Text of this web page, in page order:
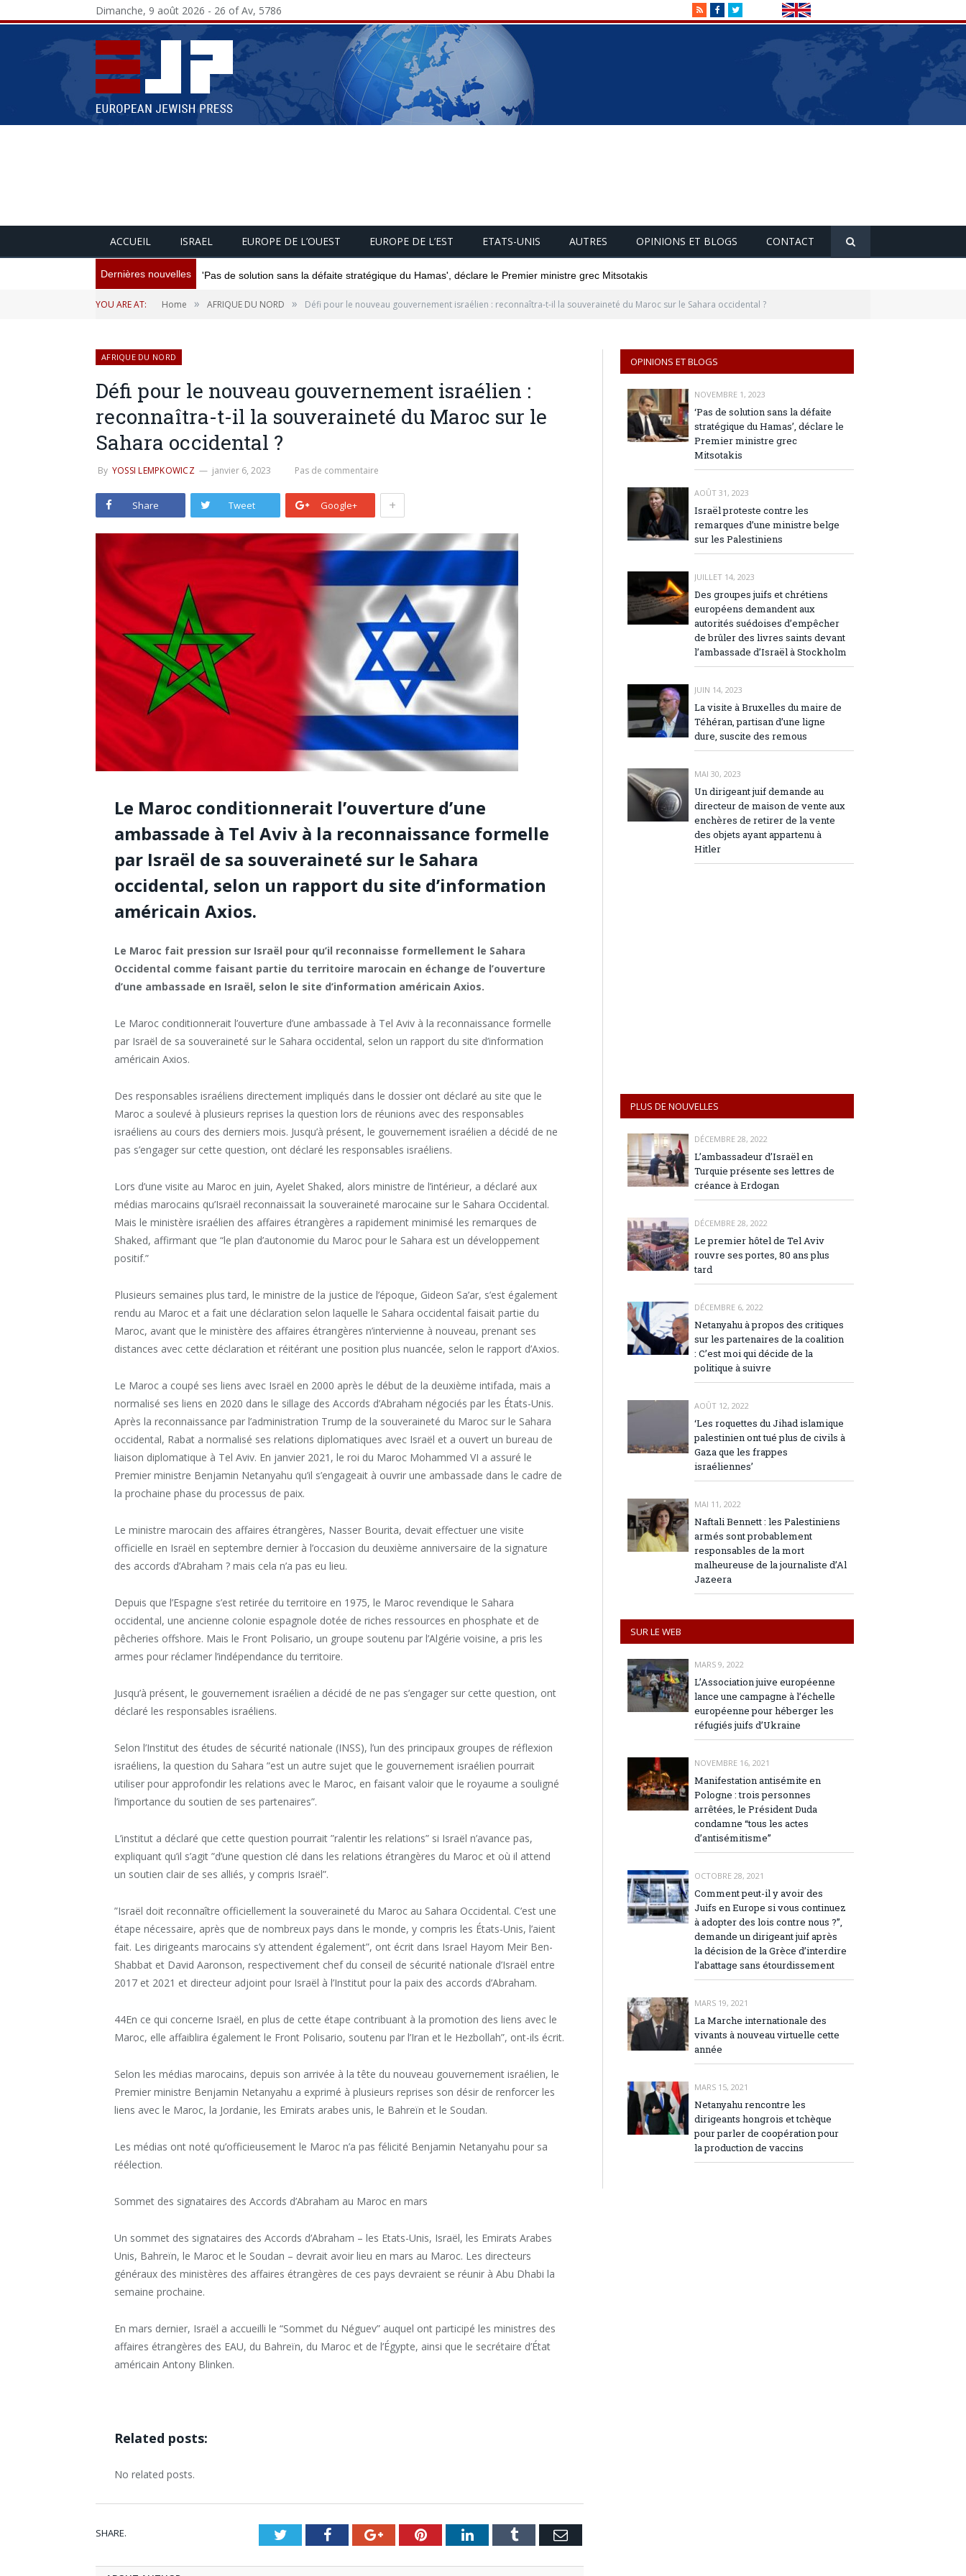
RSSFacebookTwitter
Dimanche, 9 août 2026 - 26 of Av, 5786
ACCUEIL ISRAEL EUROPE DE L’OUEST EUROPE DE L’EST ETATS-UNIS AUTRES OPINIONS ET BLOGS CONTACT
Dernières nouvelles 'Pas de solution sans la défaite stratégique du Hamas', déclare le Premier ministre grec Mitsotakis
YOU ARE AT: Home » AFRIQUE DU NORD » Défi pour le nouveau gouvernement israélien : reconnaîtra-t-il la souveraineté du Maroc sur le Sahara occidental ?
AFRIQUE DU NORD
Défi pour le nouveau gouvernement israélien :
reconnaîtra-t-il la souveraineté du Maroc sur le
Sahara occidental ?
By YOSSI LEMPKOWICZ janvier 6, 2023 Pas de commentaire
Share Tweet Google+ +
Le Maroc conditionnerait l’ouverture d’une
ambassade à Tel Aviv à la reconnaissance formelle
par Israël de sa souveraineté sur le Sahara
occidental, selon un rapport du site d’information
américain Axios.
Le Maroc fait pression sur Israël pour qu’il reconnaisse formellement le Sahara
Occidental comme faisant partie du territoire marocain en échange de l’ouverture
d’une ambassade en Israël, selon le site d’information américain Axios.
Le Maroc conditionnerait l’ouverture d’une ambassade à Tel Aviv à la reconnaissance formelle
par Israël de sa souveraineté sur le Sahara occidental, selon un rapport du site d’information
américain Axios.
Des responsables israéliens directement impliqués dans le dossier ont déclaré au site que le
Maroc a soulevé à plusieurs reprises la question lors de réunions avec des responsables
israéliens au cours des derniers mois. Jusqu’à présent, le gouvernement israélien a décidé de ne
pas s’engager sur cette question, ont déclaré les responsables israéliens.
Lors d’une visite au Maroc en juin, Ayelet Shaked, alors ministre de l’intérieur, a déclaré aux
médias marocains qu’Israël reconnaissait la souveraineté marocaine sur le Sahara Occidental.
Mais le ministère israélien des affaires étrangères a rapidement minimisé les remarques de
Shaked, affirmant que “le plan d’autonomie du Maroc pour le Sahara est un développement
positif.”
Plusieurs semaines plus tard, le ministre de la justice de l’époque, Gideon Sa’ar, s’est également
rendu au Maroc et a fait une déclaration selon laquelle le Sahara occidental faisait partie du
Maroc, avant que le ministère des affaires étrangères n’intervienne à nouveau, prenant ses
distances avec cette déclaration et réitérant une position plus nuancée, selon le rapport d’Axios.
Le Maroc a coupé ses liens avec Israël en 2000 après le début de la deuxième intifada, mais a
normalisé ses liens en 2020 dans le sillage des Accords d’Abraham négociés par les États-Unis.
Après la reconnaissance par l’administration Trump de la souveraineté du Maroc sur le Sahara
occidental, Rabat a normalisé ses relations diplomatiques avec Israël et a ouvert un bureau de
liaison diplomatique à Tel Aviv. En janvier 2021, le roi du Maroc Mohammed VI a assuré le
Premier ministre Benjamin Netanyahu qu’il s’engageait à ouvrir une ambassade dans le cadre de
la prochaine phase du processus de paix.
Le ministre marocain des affaires étrangères, Nasser Bourita, devait effectuer une visite
officielle en Israël en septembre dernier à l’occasion du deuxième anniversaire de la signature
des accords d’Abraham ? mais cela n’a pas eu lieu.
Depuis que l’Espagne s’est retirée du territoire en 1975, le Maroc revendique le Sahara
occidental, une ancienne colonie espagnole dotée de riches ressources en phosphate et de
pêcheries offshore. Mais le Front Polisario, un groupe soutenu par l’Algérie voisine, a pris les
armes pour réclamer l’indépendance du territoire.
Jusqu’à présent, le gouvernement israélien a décidé de ne pas s’engager sur cette question, ont
déclaré les responsables israéliens.
Selon l’Institut des études de sécurité nationale (INSS), l’un des principaux groupes de réflexion
israéliens, la question du Sahara ”est un autre sujet que le gouvernement israélien pourrait
utiliser pour approfondir les relations avec le Maroc, en faisant valoir que le royaume a souligné
l’importance du soutien de ses partenaires”.
L’institut a déclaré que cette question pourrait ”ralentir les relations” si Israël n’avance pas,
expliquant qu’il s’agit ”d’une question clé dans les relations étrangères du Maroc et où il attend
un soutien clair de ses alliés, y compris Israël”.
”Israël doit reconnaître officiellement la souveraineté du Maroc au Sahara Occidental. C’est une
étape nécessaire, après que de nombreux pays dans le monde, y compris les États-Unis, l’aient
fait. Les dirigeants marocains s’y attendent également”, ont écrit dans Israel Hayom Meir Ben-
Shabbat et David Aaronson, respectivement chef du conseil de sécurité nationale d’Israël entre
2017 et 2021 et directeur adjoint pour Israël à l’Institut pour la paix des accords d’Abraham.
44En ce qui concerne Israël, en plus de cette étape contribuant à la promotion des liens avec le
Maroc, elle affaiblira également le Front Polisario, soutenu par l’Iran et le Hezbollah”, ont-ils écrit.
Selon les médias marocains, depuis son arrivée à la tête du nouveau gouvernement israélien, le
Premier ministre Benjamin Netanyahu a exprimé à plusieurs reprises son désir de renforcer les
liens avec le Maroc, la Jordanie, les Emirats arabes unis, le Bahreïn et le Soudan.
Les médias ont noté qu’officieusement le Maroc n’a pas félicité Benjamin Netanyahu pour sa
réélection.
Sommet des signataires des Accords d’Abraham au Maroc en mars
Un sommet des signataires des Accords d’Abraham – les Etats-Unis, Israël, les Emirats Arabes
Unis, Bahreïn, le Maroc et le Soudan – devrait avoir lieu en mars au Maroc. Les directeurs
généraux des ministères des affaires étrangères de ces pays devraient se réunir à Abu Dhabi la
semaine prochaine.
En mars dernier, Israël a accueilli le “Sommet du Néguev” auquel ont participé les ministres des
affaires étrangères des EAU, du Bahreïn, du Maroc et de l’Égypte, ainsi que le secrétaire d’État
américain Antony Blinken.
Related posts:
No related posts.
SHARE. TwitterFacebookGoogle+PinterestLinkedInTumblr Email
OPINIONS ET BLOGS
NOVEMBRE 1, 2023
‘Pas de solution sans la défaite
stratégique du Hamas’, déclare le
Premier ministre grec
Mitsotakis
AOÛT 31, 2023
Israël proteste contre les
remarques d’une ministre belge
sur les Palestiniens
JUILLET 14, 2023
Des groupes juifs et chrétiens
européens demandent aux
autorités suédoises d’empêcher
de brûler des livres saints devant
l’ambassade d’Israël à Stockholm
JUIN 14, 2023
La visite à Bruxelles du maire de
Téhéran, partisan d’une ligne
dure, suscite des remous
MAI 30, 2023
Un dirigeant juif demande au
directeur de maison de vente aux
enchères de retirer de la vente
des objets ayant appartenu à
Hitler
PLUS DE NOUVELLES
DÉCEMBRE 28, 2022
L’ambassadeur d’Israël en
Turquie présente ses lettres de
créance à Erdogan
DÉCEMBRE 28, 2022
Le premier hôtel de Tel Aviv
rouvre ses portes, 80 ans plus
tard
DÉCEMBRE 6, 2022
Netanyahu à propos des critiques
sur les partenaires de la coalition
: C’est moi qui décide de la
politique à suivre
AOÛT 12, 2022
‘Les roquettes du Jihad islamique
palestinien ont tué plus de civils à
Gaza que les frappes
israéliennes’
MAI 11, 2022
Naftali Bennett : les Palestiniens
armés sont probablement
responsables de la mort
malheureuse de la journaliste d’Al
Jazeera
SUR LE WEB
MARS 9, 2022
L’Association juive européenne
lance une campagne à l’échelle
européenne pour héberger les
réfugiés juifs d’Ukraine
NOVEMBRE 16, 2021
Manifestation antisémite en
Pologne : trois personnes
arrêtées, le Président Duda
condamne “tous les actes
d’antisémitisme”
OCTOBRE 28, 2021
Comment peut-il y avoir des
Juifs en Europe si vous continuez
à adopter des lois contre nous ?”,
demande un dirigeant juif après
la décision de la Grèce d’interdire
l’abattage sans étourdissement
MARS 19, 2021
La Marche internationale des
vivants à nouveau virtuelle cette
année
MARS 15, 2021
Netanyahu rencontre les
dirigeants hongrois et tchèque
pour parler de coopération pour
la production de vaccins